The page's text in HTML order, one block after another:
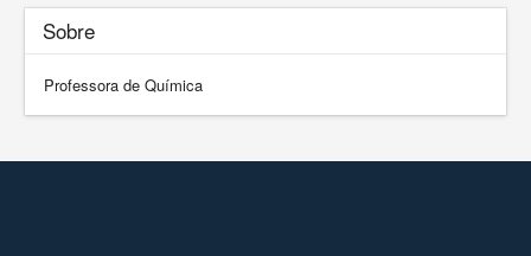
Sobre
Professora de Química